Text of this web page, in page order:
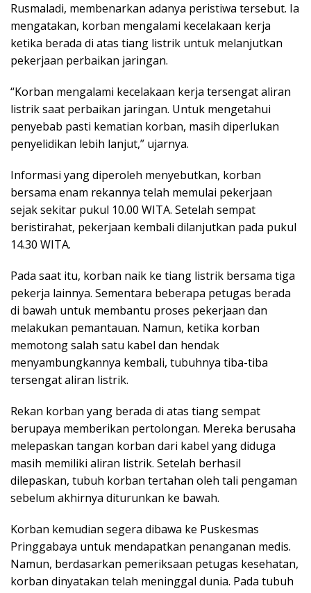
Rusmaladi, membenarkan adanya peristiwa tersebut. Ia
mengatakan, korban mengalami kecelakaan kerja
ketika berada di atas tiang listrik untuk melanjutkan
pekerjaan perbaikan jaringan.
“Korban mengalami kecelakaan kerja tersengat aliran
listrik saat perbaikan jaringan. Untuk mengetahui
penyebab pasti kematian korban, masih diperlukan
penyelidikan lebih lanjut,” ujarnya.
Informasi yang diperoleh menyebutkan, korban
bersama enam rekannya telah memulai pekerjaan
sejak sekitar pukul 10.00 WITA. Setelah sempat
beristirahat, pekerjaan kembali dilanjutkan pada pukul
14.30 WITA.
Pada saat itu, korban naik ke tiang listrik bersama tiga
pekerja lainnya. Sementara beberapa petugas berada
di bawah untuk membantu proses pekerjaan dan
melakukan pemantauan. Namun, ketika korban
memotong salah satu kabel dan hendak
menyambungkannya kembali, tubuhnya tiba-tiba
tersengat aliran listrik.
Rekan korban yang berada di atas tiang sempat
berupaya memberikan pertolongan. Mereka berusaha
melepaskan tangan korban dari kabel yang diduga
masih memiliki aliran listrik. Setelah berhasil
dilepaskan, tubuh korban tertahan oleh tali pengaman
sebelum akhirnya diturunkan ke bawah.
Korban kemudian segera dibawa ke Puskesmas
Pringgabaya untuk mendapatkan penanganan medis.
Namun, berdasarkan pemeriksaan petugas kesehatan,
korban dinyatakan telah meninggal dunia. Pada tubuh